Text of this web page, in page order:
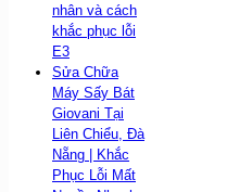
nhân và cách
khắc phục lỗi
E3
Sửa Chữa
Máy Sấy Bát
Giovani Tại
Liên Chiểu, Đà
Nẵng | Khắc
Phục Lỗi Mất